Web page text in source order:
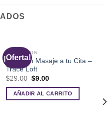
¡Oferta!
SEDUCCIÓN
Hazle un Masaje a tu Cita –
Trace Loft
$29.00 El
original
era:
$9.00El
actual
es:
AÑADIR AL CARRITO